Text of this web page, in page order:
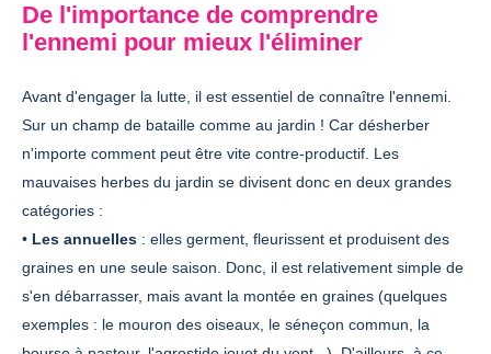
De l'importance de comprendre
l'ennemi pour mieux l'éliminer
Avant d'engager la lutte, il est essentiel de connaître l'ennemi.
Sur un champ de bataille comme au jardin ! Car désherber
n'importe comment peut être vite contre-productif. Les
mauvaises herbes du jardin se divisent donc en deux grandes
catégories :
• Les annuelles : elles germent, fleurissent et produisent des
graines en une seule saison. Donc, il est relativement simple de
s'en débarrasser, mais avant la montée en graines (quelques
exemples : le mouron des oiseaux, le séneçon commun, la